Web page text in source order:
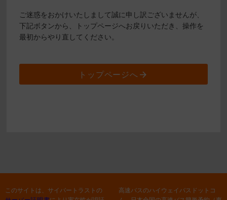
ご迷惑をおかけいたしまして誠に申し訳ございませんが、
下記ボタンから、トップページへお戻りいただき、操作を
最初からやり直してください。
トップページへ
このサイトは、サイバートラストの
高速バスのハイウェイバスドットコ